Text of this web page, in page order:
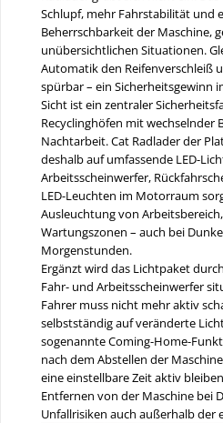
Schlupf, mehr Fahrstabilität und
Beherrschbarkeit der Maschine,
unübersichtlichen Situationen.
Automatik den Reifenverschleiß
spürbar – ein Sicherheitsgewinn
Sicht ist ein zentraler
Recyclinghöfen mit wechselnder
Nachtarbeit. Cat Radlader der
deshalb auf umfassende LED-
Arbeitsscheinwerfer,
LED-Leuchten im Motorraum
Ausleuchtung von
Wartungszonen – auch bei
Morgenstunden.
Ergänzt wird das Lichtpaket
Fahr- und Arbeitsscheinwerfer
Fahrer muss nicht mehr aktiv
selbstständig auf veränderte
sogenannte Coming-Home-
nach dem Abstellen der
eine einstellbare Zeit aktiv
Entfernen von der Maschine bei
Unfallrisiken auch außerhalb der